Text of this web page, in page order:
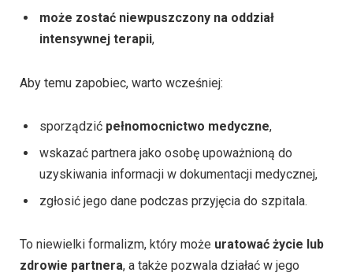
może zostać niewpuszczony na oddział
intensywnej terapii,
Aby temu zapobiec, warto wcześniej:
sporządzić pełnomocnictwo medyczne,
wskazać partnera jako osobę upoważnioną do
uzyskiwania informacji w dokumentacji medycznej,
zgłosić jego dane podczas przyjęcia do szpitala.
To niewielki formalizm, który może uratować życie lub
zdrowie partnera, a także pozwala działać w jego